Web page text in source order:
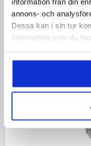
annons- och
Dessa kan i sin tur
information som du
Beställningsnummer:
6,83 kr